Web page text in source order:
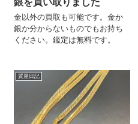
銀を買い取りました
金以外の買取も可能です。金か
銀か分からないものでもお持ち
ください。鑑定は無料です。
質屋日記